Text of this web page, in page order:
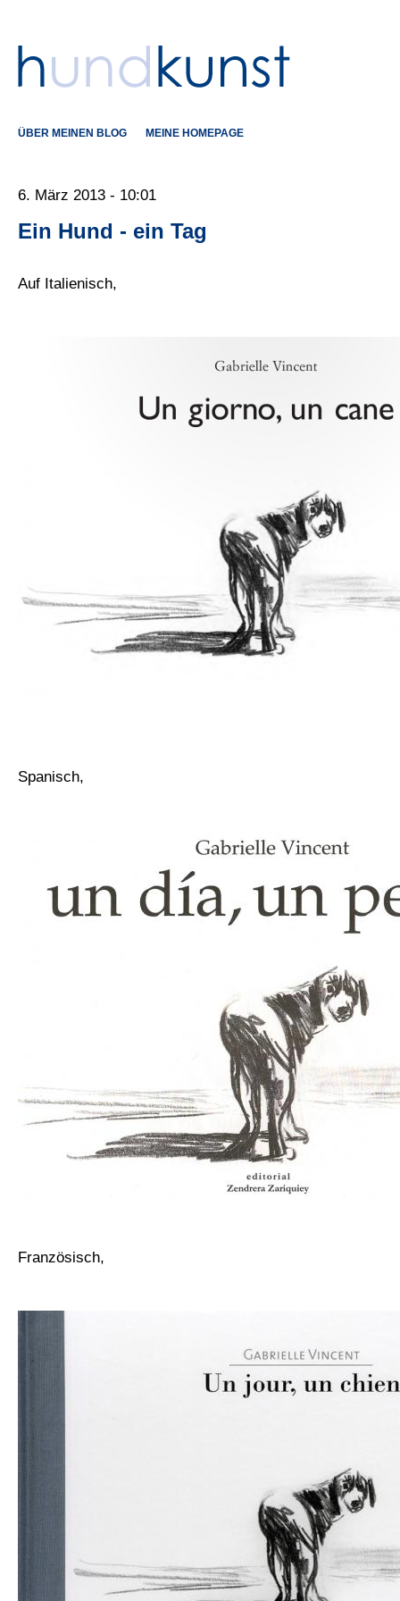
ÜBER MEINEN BLOG MEINE HOMEPAGE
6. März 2013 - 10:01
Ein Hund - ein Tag
Auf Italienisch,
Spanisch,
Französisch,